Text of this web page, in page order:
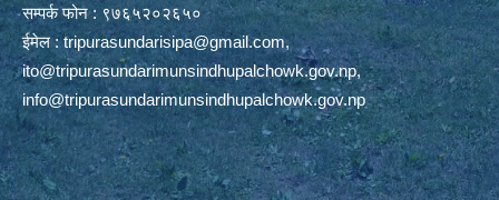
सम्पर्क फोन : ९७६५२०२६५०
ईमेल :tripurasundarisipa@gmail.com,
ito@tripurasundarimunsindhupalchowk.gov.np,
info@tripurasundarimunsindhupalchowk.gov.np